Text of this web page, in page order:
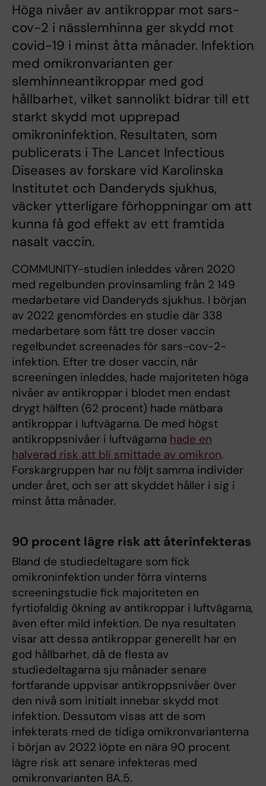
Höga nivåer av antikroppar mot sars-
cov-2 i nässlemhinna ger skydd mot
covid-19 i minst åtta månader. Infektion
med omikronvarianten ger
slemhinneantikroppar med god
hållbarhet, vilket sannolikt bidrar till ett
starkt skydd mot upprepad
omikroninfektion. Resultaten, som
publicerats i The Lancet Infectious
Diseases av forskare vid Karolinska
Institutet och Danderyds sjukhus,
väcker ytterligare förhoppningar om att
kunna få god effekt av ett framtida
nasalt vaccin.
COMMUNITY-studien inleddes våren 2020
med regelbunden provinsamling från 2 149
medarbetare vid Danderyds sjukhus. I början
av 2022 genomfördes en studie där 338
medarbetare som fått tre doser vaccin
regelbundet screenades för sars-cov-2-
infektion. Efter tre doser vaccin, när
screeningen inleddes, hade majoriteten höga
nivåer av antikroppar i blodet men endast
drygt hälften (62 procent) hade mätbara
antikroppar i luftvägarna. De med högst
antikroppsnivåer i luftvägarna hade en
halverad risk att bli smittade av omikron.
Forskargruppen har nu följt samma individer
under året, och ser att skyddet håller i sig i
minst åtta månader.
90 procent lägre risk att återinfekteras
Bland de studiedeltagare som fick
omikroninfektion under förra vinterns
screeningstudie fick majoriteten en
fyrtiofaldig ökning av antikroppar i luftvägarna,
även efter mild infektion. De nya resultaten
visar att dessa antikroppar generellt har en
god hållbarhet, då de flesta av
studiedeltagarna sju månader senare
fortfarande uppvisar antikroppsnivåer över
den nivå som initialt innebar skydd mot
infektion. Dessutom visas att de som
infekterats med de tidiga omikronvarianterna
i början av 2022 löpte en nära 90 procent
lägre risk att senare infekteras med
omikronvarianten BA.5.